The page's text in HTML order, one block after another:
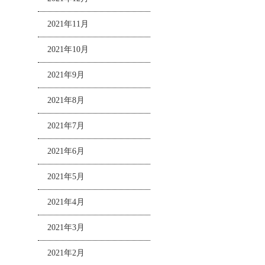
2021年11月
2021年10月
2021年9月
2021年8月
2021年7月
2021年6月
2021年5月
2021年4月
2021年3月
2021年2月